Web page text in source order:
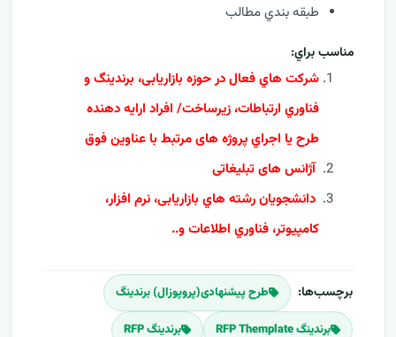
طبقه بندي مطالب
مناسب براي:
شرکت هاي فعال در حوزه بازاریابی، برندینگ و
فناوري ارتباطات، زيرساخت/ افراد ارايه دهنده
طرح يا اجراي پروژه های مرتبط با عناوین فوق
آژانس های تبلیغاتی
دانشجويان رشته هاي بازاریابی، نرم افزار،
کامپيوتر، فناوري اطلاعات و..
برچسب‌ها: طرح پیشنهادی(پروپوزال) برندینگ
برندینگ RFP Themplate برندینگ RFP